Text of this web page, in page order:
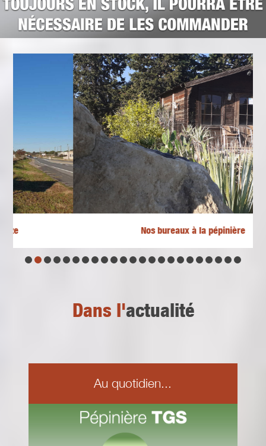
Nos bureaux à la pépinière
Dans l'actualité
Au quotidien...